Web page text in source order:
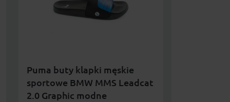
Puma buty klapki męskie
sportowe BMW MMS Leadcat
2.0 Graphic modne